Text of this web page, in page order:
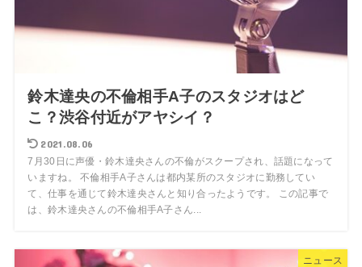
鈴木達央の不倫相手A子のスタジオはど
こ？渋谷付近がアヤシイ？
2021.08.06
7月30日に声優・鈴木達央さんの不倫がスクープされ、話題になって
いますね。 不倫相手A子さんは都内某所のスタジオに勤務してい
て、仕事を通じて鈴木達央さんと知り合ったようです。 この記事で
は、鈴木達央さんの不倫相手A子さん...
ニュース